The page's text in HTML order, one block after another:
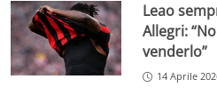
Leao
Allegri:
venderlo”
14 Aprile